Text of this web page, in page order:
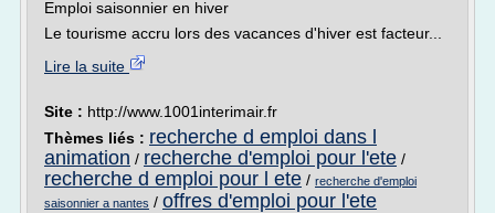
Emploi saisonnier en hiver
Le tourisme accru lors des vacances d'hiver est facteur...
Lire la suite
Site : http://www.1001interimair.fr
Thèmes liés : recherche d emploi dans l
animation / recherche d'emploi pour l'ete /
recherche d emploi pour l ete / recherche d'emploi
saisonnier a nantes / offres d'emploi pour l'ete